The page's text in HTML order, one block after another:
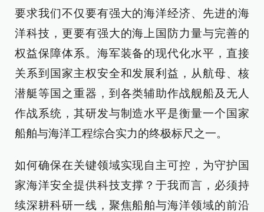
要求我们不仅要有强大的海洋经济、先进的海
洋科技，更要有强大的海上国防力量与完善的
权益保障体系。海军装备的现代化水平，直接
关系到国家主权安全和发展利益，从航母、核
潜艇等国之重器，到各类辅助作战舰船及无人
作战系统，其研发与制造水平是衡量一个国家
船舶与海洋工程综合实力的终极标尺之一。
如何确保在关键领域实现自主可控，为守护国
家海洋安全提供科技支撑？于我而言，必须持
续深耕科研一线，聚焦船舶与海洋领域的前沿